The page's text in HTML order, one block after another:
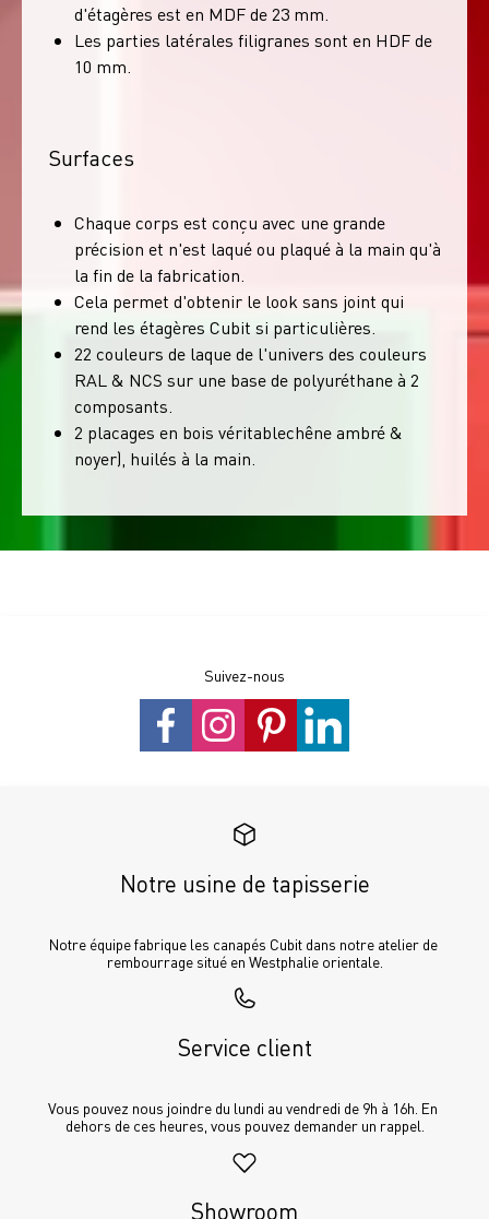
d'étagères est en MDF de 23 mm.
Les parties latérales filigranes sont en HDF de
10 mm.
Surfaces
Chaque corps est conçu avec une grande
précision et n'est laqué ou plaqué à la main qu'à
la fin de la fabrication.
Cela permet d'obtenir le look sans joint qui
rend les étagères Cubit si particulières.
22 couleurs de laque de l'univers des couleurs
RAL & NCS sur une base de polyuréthane à 2
composants.
2 placages en bois véritablechêne ambré &
noyer), huilés à la main.
Suivez-nous
Notre usine de tapisserie
Notre équipe fabrique les canapés Cubit dans notre atelier de
rembourrage situé en Westphalie orientale.
Service client
Vous pouvez nous joindre du lundi au vendredi de 9h à 16h. En
dehors de ces heures, vous pouvez demander un rappel.
Showroom